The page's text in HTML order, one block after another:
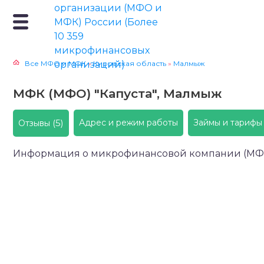
Все МФО и МФК » Кировская область » Малмыж
МФК (МФО) "Капуста", Малмыж
Отзывы (5) Адрес и режим работы Займы и тарифы
Информация о микрофинансовой компании